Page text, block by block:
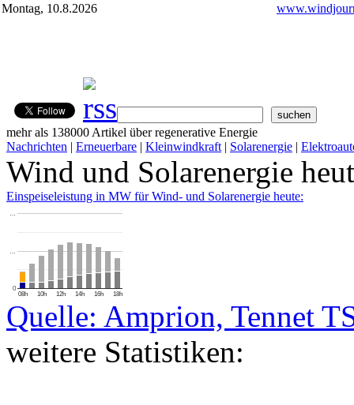
Montag, 10.8.2026
mehr als 138000 Artikel über regenerative Energie
Nachrichten | Erneuerbare | Kleinwindkraft | Solarenergie |
Wind und Solarenergie
Einspeiseleistung in MW für Wind- und Solarenergie heute:
08h 10h 12h 14h 16h 18h
0
…
…
Quelle: Amprion, Tennet
weitere Statistiken: